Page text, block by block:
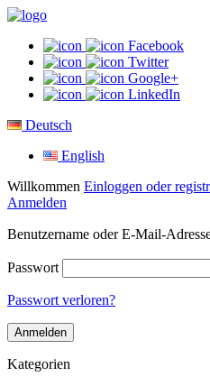
Facebook
Twitter
Google+
LinkedIn
Deutsch
English
Willkommen Einloggen oder
Anmelden
Benutzername oder E-Mail-
Passwort
Passwort verloren?
Kategorien